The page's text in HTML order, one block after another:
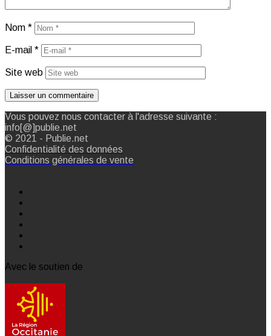
Nom *
E-mail *
Site web
Vous pouvez nous contacter à l'adresse suivante :
info[@]publie.net
© 2021 - Publie.net
Confidentialité des données
Conditions générales de vente
Avec le soutien de